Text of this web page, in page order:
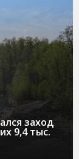
заход
9,4 тыс.